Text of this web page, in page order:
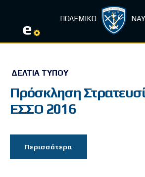
e ΠΟΛΕΜΙΚΟ
ΔΕΛΤΊΑ ΤΎΠΟΥ
Πρόσκληση
ΕΣΣΟ 2016
Περισσότερα